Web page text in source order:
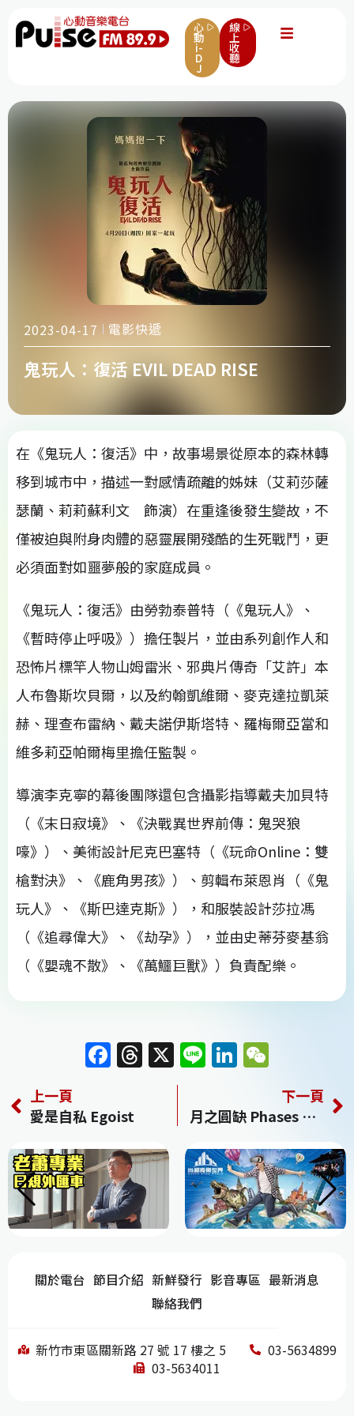
心
動
i-
D
J
線
上
收
聽
2023-04-17 電影快遞
鬼玩人：復活 EVIL DEAD RISE
在《鬼玩人：復活》中，故事場景從原本的森林轉
移到城市中，描述一對感情疏離的姊妹（艾莉莎薩
瑟蘭、莉莉蘇利文 飾演）在重逢後發生變故，不
僅被迫與附身肉體的惡靈展開殘酷的生死戰鬥，更
必須面對如噩夢般的家庭成員。
《鬼玩人：復活》由勞勃泰普特（《鬼玩人》、
《暫時停止呼吸》）擔任製片，並由系列創作人和
恐怖片標竿人物山姆雷米、邪典片傳奇「艾許」本
人布魯斯坎貝爾，以及約翰凱維爾、麥克達拉凱萊
赫、理查布雷納、戴夫諾伊斯塔特、羅梅爾亞當和
維多莉亞帕爾梅里擔任監製。
導演李克寧的幕後團隊還包含攝影指導戴夫加貝特
（《末日寂境》、《決戰異世界前傳：鬼哭狼
嚎》）、美術設計尼克巴塞特（《玩命Online：雙
槍對決》、《鹿角男孩》）、剪輯布萊恩肖（《鬼
玩人》、《斯巴達克斯》），和服裝設計莎拉馮
（《追尋偉大》、《劫孕》），並由史蒂芬麥基翁
（《嬰魂不散》、《萬鱷巨獸》）負責配樂。
F
a
c
e
b
o
o
k
T
h
d
s
X Li
n
e
Li
n
k
e
dI
n
C
h
at
上一頁
愛是自私 Egoist
下一頁
月之圓缺 Phases of the Moon
關於電台 節目介紹 新鮮發行 影音專區 最新消息
聯絡我們
新竹市東區關新路 27 號 17 樓之 5
03-5634899
03-5634011